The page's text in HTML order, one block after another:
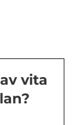
vita